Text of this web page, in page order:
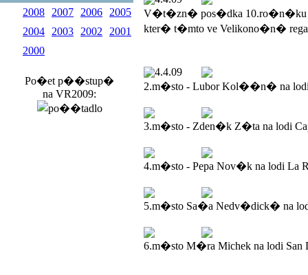
2008
2007 2006
2005
2004
2003 2002
2001
2000
Po�et p��stup�
na VR2009:
V�t�zn� pos�dka 10.ro�n�ku
kter� t�mto ve Velikono�n�
4.4.09
2.m�sto - Lubor Kol��n� na
3.m�sto - Zden�k Z�ta na lodi
4.m�sto - Pepa Nov�k na lodi La
5.m�sto Sa�a Nedv�dick� na
6.m�sto M�ra Michek na lodi San